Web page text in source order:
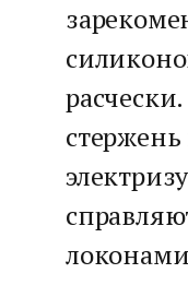
стержень